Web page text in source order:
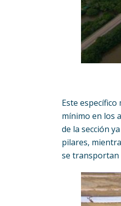
Este
mínimo en los
de la sección
pilares,
se transportan